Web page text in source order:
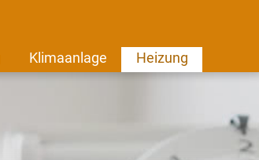
Klimaanlage Heizung